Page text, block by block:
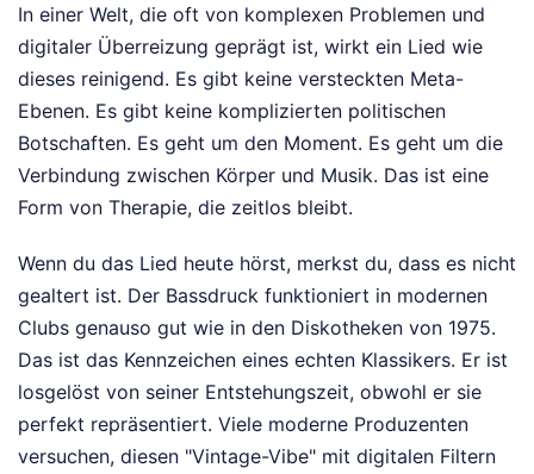
In einer Welt, die oft von komplexen Problemen und
digitaler Überreizung geprägt ist, wirkt ein Lied wie
dieses reinigend. Es gibt keine versteckten Meta-
Ebenen. Es gibt keine komplizierten politischen
Botschaften. Es geht um den Moment. Es geht um die
Verbindung zwischen Körper und Musik. Das ist eine
Form von Therapie, die zeitlos bleibt.
Wenn du das Lied heute hörst, merkst du, dass es nicht
gealtert ist. Der Bassdruck funktioniert in modernen
Clubs genauso gut wie in den Diskotheken von 1975.
Das ist das Kennzeichen eines echten Klassikers. Er ist
losgelöst von seiner Entstehungszeit, obwohl er sie
perfekt repräsentiert. Viele moderne Produzenten
versuchen, diesen "Vintage-Vibe" mit digitalen Filtern